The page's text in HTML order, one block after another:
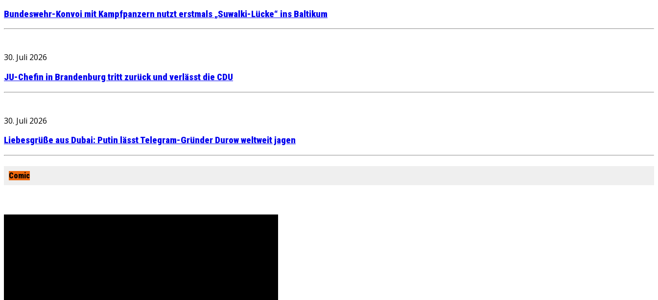
Bundeswehr-Konvoi mit Kampfpanzern nutzt erstmals „Suwalki-Lücke“ ins Baltikum
30. Juli 2026
JU-Chefin in Brandenburg tritt zurück und verlässt die CDU
30. Juli 2026
Liebesgrüße aus Dubai: Putin lässt Telegram-Gründer Durow weltweit jagen
Comic